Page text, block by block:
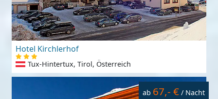
Hotel Kirchlerhof
Tux-Hintertux, Tirol, Österreich
ab 67,- € / Nacht